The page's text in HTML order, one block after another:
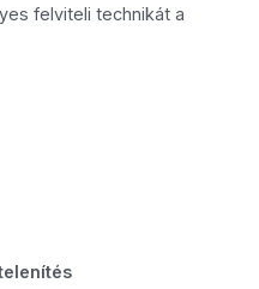
felviteli technikát a